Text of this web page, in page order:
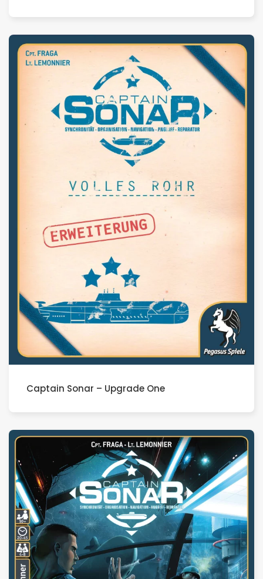
Captain Sonar – Upgrade One